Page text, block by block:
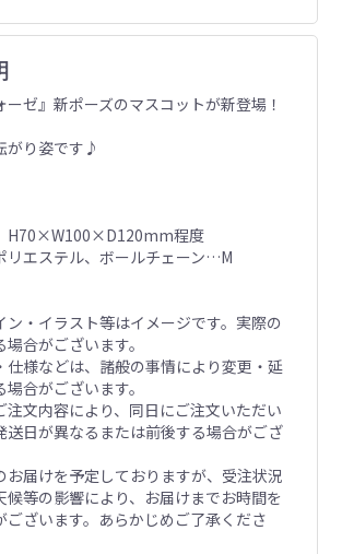
ーゼ』新ポーズのマスコットが新登場！
がり姿です♪
H70×W100×D120mm程度
エステル、ボールチェーン…M
・イラスト等はイメージです。実際の
合がございます。
様などは、諸般の事情により変更・延
合がございます。
文内容により、同日にご注文いただい
送日が異なるまたは前後する場合がござ
届けを予定しておりますが、受注状況
候等の影響により、お届けまでお時間を
ございます。あらかじめご了承くださ